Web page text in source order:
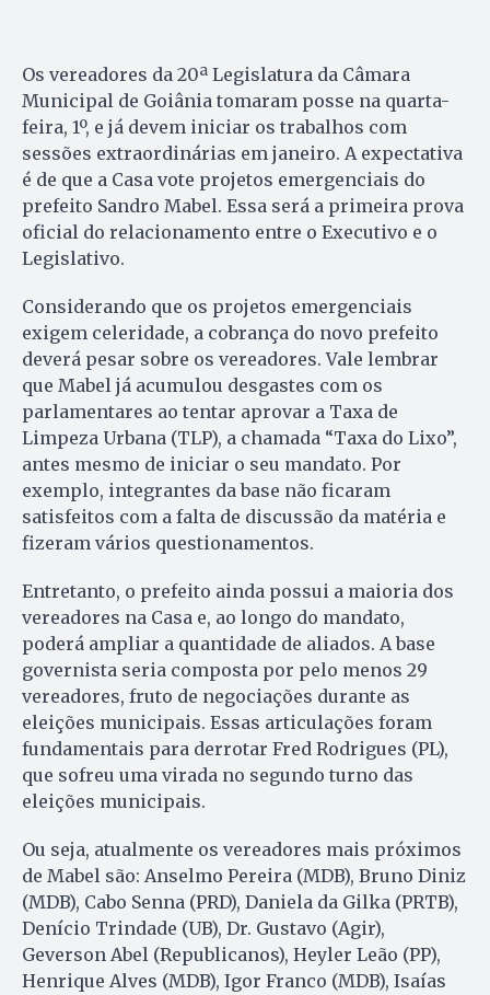
Os vereadores da 20ª Legislatura da Câmara
Municipal de Goiânia tomaram posse na quarta-
feira, 1º, e já devem iniciar os trabalhos com
sessões extraordinárias em janeiro. A expectativa
é de que a Casa vote projetos emergenciais do
prefeito Sandro Mabel. Essa será a primeira prova
oficial do relacionamento entre o Executivo e o
Legislativo.
Considerando que os projetos emergenciais
exigem celeridade, a cobrança do novo prefeito
deverá pesar sobre os vereadores. Vale lembrar
que Mabel já acumulou desgastes com os
parlamentares ao tentar aprovar a Taxa de
Limpeza Urbana (TLP), a chamada “Taxa do Lixo”,
antes mesmo de iniciar o seu mandato. Por
exemplo, integrantes da base não ficaram
satisfeitos com a falta de discussão da matéria e
fizeram vários questionamentos.
Entretanto, o prefeito ainda possui a maioria dos
vereadores na Casa e, ao longo do mandato,
poderá ampliar a quantidade de aliados. A base
governista seria composta por pelo menos 29
vereadores, fruto de negociações durante as
eleições municipais. Essas articulações foram
fundamentais para derrotar Fred Rodrigues (PL),
que sofreu uma virada no segundo turno das
eleições municipais.
Ou seja, atualmente os vereadores mais próximos
de Mabel são: Anselmo Pereira (MDB), Bruno Diniz
(MDB), Cabo Senna (PRD), Daniela da Gilka (PRTB),
Denício Trindade (UB), Dr. Gustavo (Agir),
Geverson Abel (Republicanos), Heyler Leão (PP),
Henrique Alves (MDB), Igor Franco (MDB), Isaías